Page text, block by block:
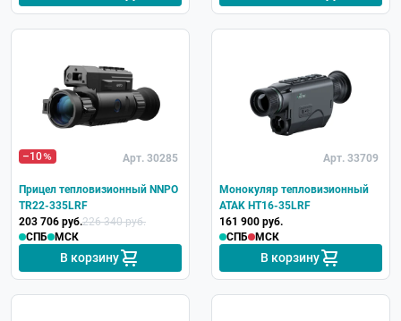
–10 Арт. 30285
Прицел тепловизионный NNPO
TR22-335LRF
203 706 руб.226 340 руб.
СПБ
МСК
В корзину
Арт. 33709
Монокуляр тепловизионный
ATAK HT16-35LRF
161 900 руб.
СПБ
МСК
В корзину